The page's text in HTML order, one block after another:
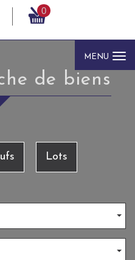
0
MENU
de biens
Lots